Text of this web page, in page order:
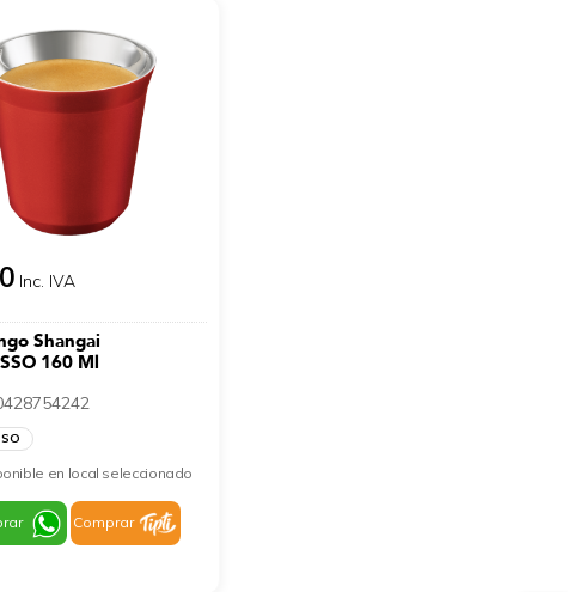
Inc. IVA
Shangai
160 Ml
en local seleccionado
Comprar